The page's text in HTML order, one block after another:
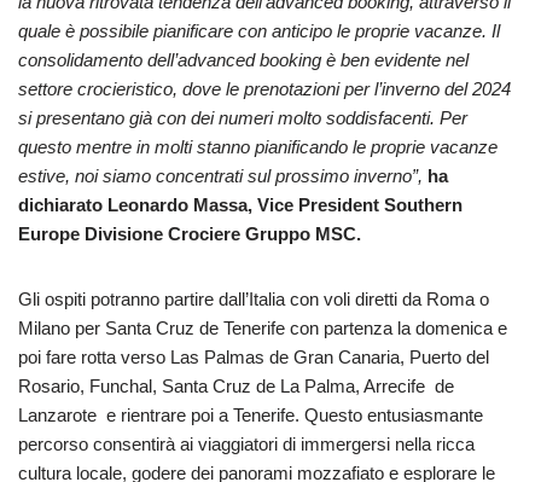
quale è possibile pianificare con anticipo le proprie vacanze. Il
consolidamento dell’advanced booking è ben evidente nel
settore crocieristico, dove le prenotazioni per l’inverno del 2024
si presentano già con dei numeri molto soddisfacenti. Per
questo mentre in molti stanno pianificando le proprie vacanze
estive, noi siamo concentrati sul prossimo inverno”, ha
dichiarato Leonardo Massa, Vice President Southern
Europe Divisione Crociere Gruppo MSC.
Gli ospiti potranno partire dall’Italia con voli diretti da Roma o
Milano per Santa Cruz de Tenerife con partenza la domenica e
poi fare rotta verso Las Palmas de Gran Canaria, Puerto del
Rosario, Funchal, Santa Cruz de La Palma, Arrecife de
Lanzarote e rientrare poi a Tenerife. Questo entusiasmante
percorso consentirà ai viaggiatori di immergersi nella ricca
cultura locale, godere dei panorami mozzafiato e esplorare le